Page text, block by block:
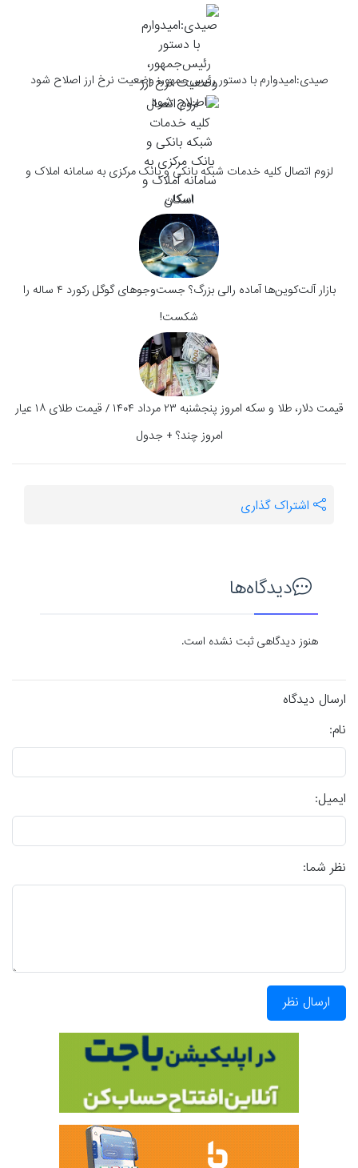
صیدی:امیدوارم با دستور رئیس‌جمهور، وضعیت نرخ ارز اصلاح شود
لزوم اتصال کلیه خدمات شبکه بانکی و بانک مرکزی به سامانه املاک و
اسکان
بازار آلت‌کوین‌ها آماده رالی بزرگ؟ جست‌وجوهای گوگل رکورد ۴ ساله را
شکست!
قیمت دلار، طلا و سکه امروز پنجشنبه ۲۳ مرداد ۱۴۰۴ / قیمت طلای ۱۸ عیار
امروز چند؟ + جدول
اشتراک گذاری
دیدگاه‌ها
هنوز دیدگاهی ثبت نشده است.
ارسال دیدگاه
نام:
ایمیل:
نظر شما:
ارسال نظر